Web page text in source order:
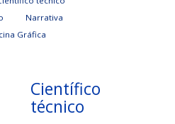
Narrativa
Gráfica
Científico
técnico